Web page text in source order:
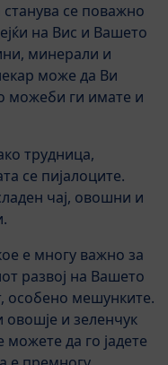
се поважно
на Вис и Вашето
минерали и
може да Ви
можеби ги имате и
трудница,
се пијалоците.
чај, овошни и
е многу важно за
развој на Вашето
особено мешунките.
овошје и зеленчук
да го јадете